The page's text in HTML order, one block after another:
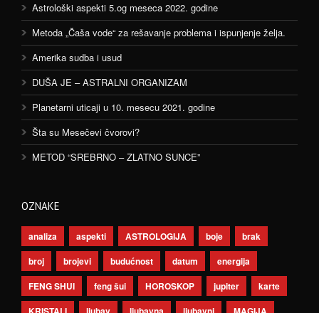
Astrološki aspekti 5.og meseca 2022. godine
Metoda „Čaša vode“ za rešavanje problema i ispunjenje želja.
Amerika sudba i usud
DUŠA JE – ASTRALNI ORGANIZAM
Planetarni uticaji u 10. mesecu 2021. godine
Šta su Mesečevi čvorovi?
METOD “SREBRNO – ZLATNO SUNCE”
OZNAKE
analiza aspekti ASTROLOGIJA boje
brak
broj
brojevi budućnost datum
energija
FENG SHUI
feng šui HOROSKOP jupiter
karte